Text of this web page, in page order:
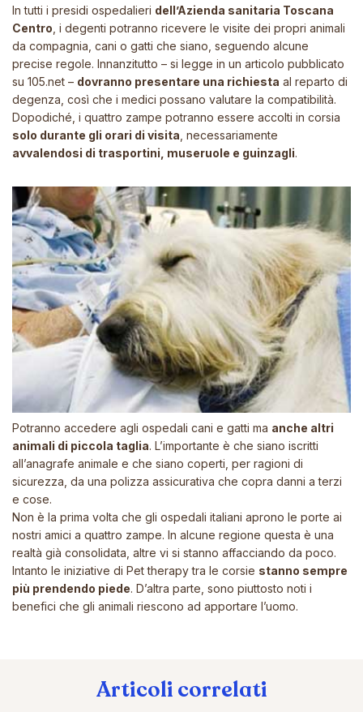
In tutti i presidi ospedalieri dell’Azienda sanitaria Toscana
Centro , i degenti potranno ricevere le visite dei propri animali
da compagnia, cani o gatti che siano, seguendo alcune
precise regole. Innanzitutto – si legge in un articolo pubblicato
su 105.net – dovranno presentare una richiesta al reparto di
degenza, così che i medici possano valutare la compatibilità.
Dopodiché, i quattro zampe potranno essere accolti in corsia
solo durante gli orari di visita , necessariamente
avvalendosi di trasportini, museruole e guinzagli.
Potranno accedere agli ospedali cani e gatti ma anche altri
animali di piccola taglia. L’importante è che siano iscritti
all’anagrafe animale e che siano coperti, per ragioni di
sicurezza, da una polizza assicurativa che copra danni a terzi
e cose.
Non è la prima volta che gli ospedali italiani aprono le porte ai
nostri amici a quattro zampe. In alcune regione questa è una
realtà già consolidata, altre vi si stanno affacciando da poco.
Intanto le iniziative di Pet therapy tra le corsie stanno sempre
più prendendo piede. D’altra parte, sono piuttosto noti i
benefici che gli animali riescono ad apportare l’uomo.
Articoli correlati